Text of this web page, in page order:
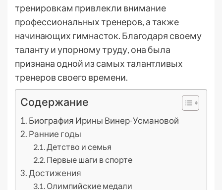
тренировкам привлекли внимание
профессиональных тренеров, а также
начинающих гимнасток. Благодаря своему
таланту и упорному труду, она была
признана одной из самых талантливых
тренеров своего времени.
Содержание
Биография Ирины Винер-Усмановой
Ранние годы
Детство и семья
Первые шаги в спорте
Достижения
Олимпийские медали